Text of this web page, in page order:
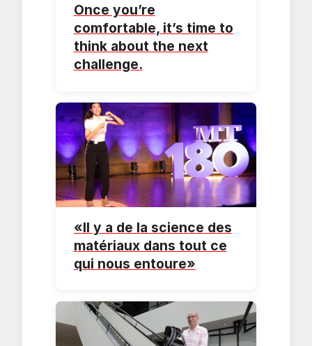
Once you’re
comfortable, it’s time to
think about the next
challenge.
«Il y a de la science des
matériaux dans tout ce
qui nous entoure»